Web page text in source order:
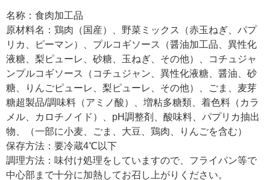
名称：食肉加工品
原材料名：鶏肉（国産）、野菜ミックス（赤玉ねぎ、パプ
リカ、ピーマン）、プルコギソース（醤油加工品、異性化
液糖、梨ピューレ、砂糖、玉ねぎ、その他）、コチュジャ
ンプルコギソース（コチュジャン、異性化液糖、醤油、砂
糖、りんごピューレ、梨ピューレ、その他）、ごま、麦芽
糖超製品/調味料（アミノ酸）、増粘多糖類、着色料（カラ
メル、カロチノイド）、pH調整剤、酸味料、パプリカ抽出
物、（一部に小麦、ごま、大豆、鶏肉、りんごを含む）
保存方法：要冷蔵4℃以下
調理方法：味付け処理をしていますので、フライパン等で
中心部まで十分に加熱してお召し上がりください。